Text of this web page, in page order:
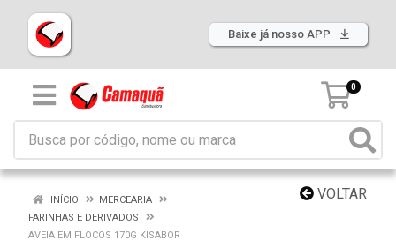
Baixe já nosso APP
0
VOLTAR
INÍCIO
MERCEARIA
FARINHAS E DERIVADOS
AVEIA EM FLOCOS 170G KISABOR